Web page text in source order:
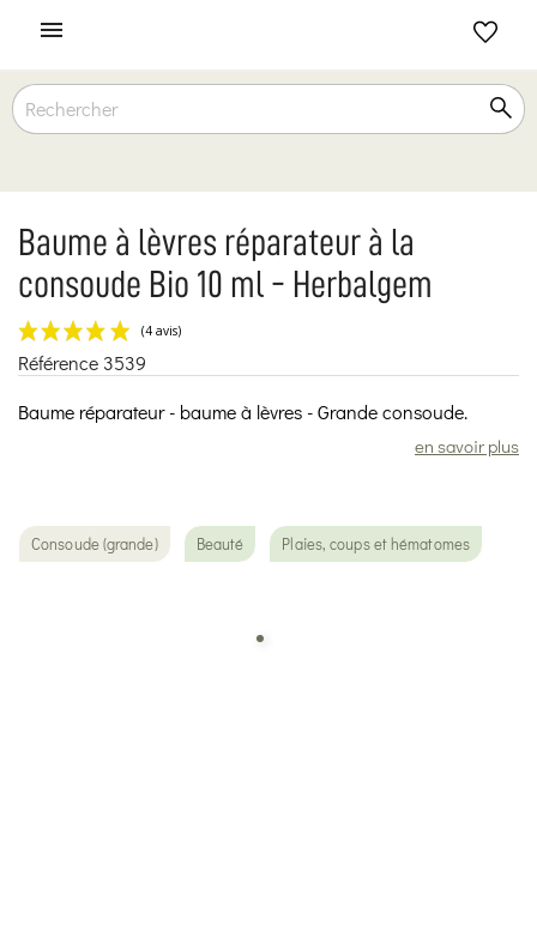

Baume à lèvres réparateur à la
consoude Bio 10 ml - Herbalgem
Référence 3539
Baume réparateur - baume à lèvres - Grande consoude.
en savoir plus
Consoude (grande) Beauté Plaies, coups et hématomes